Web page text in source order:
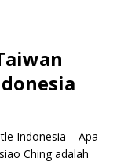
Indonesia – Apa
Ching adalah